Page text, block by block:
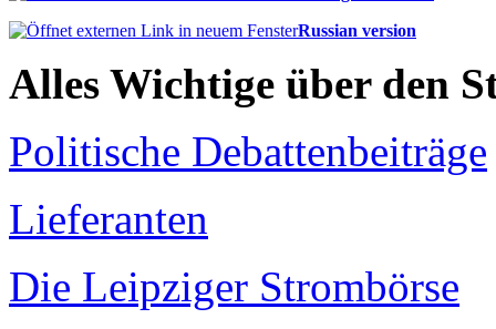
Russian version
Alles Wichtige über den
Politische Debattenbeiträge
Lieferanten
Die Leipziger Strombörse